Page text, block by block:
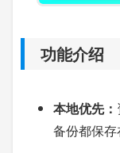
功能介绍
本地优先：
备份都保存